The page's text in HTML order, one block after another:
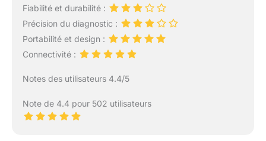
Fiabilité et durabilité :
Précision du diagnostic :
Portabilité et design :
Connectivité :
Notes des utilisateurs 4.4/5
Note de 4.4 pour 502 utilisateurs